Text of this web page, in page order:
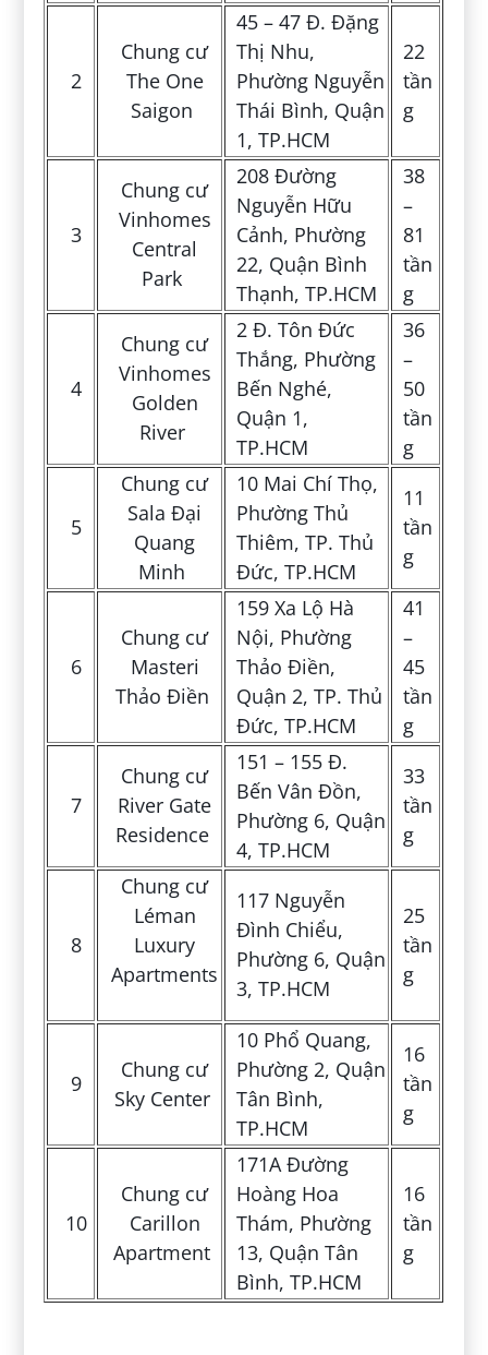
2
Chung cư
The One
Saigon
45 – 47 Đ. Đặng
Thị Nhu,
Phường Nguyễn
Thái Bình, Quận
1, TP.HCM
22
tần
g
3
Chung cư
Vinhomes
Central
Park
208 Đường
Nguyễn Hữu
Cảnh, Phường
22, Quận Bình
Thạnh, TP.HCM
38
–
81
tần
g
4
Chung cư
Vinhomes
Golden
River
2 Đ. Tôn Đức
Thắng, Phường
Bến Nghé,
Quận 1,
TP.HCM
36
–
50
tần
g
5
Chung cư
Sala Đại
Quang
Minh
10 Mai Chí Thọ,
Phường Thủ
Thiêm, TP. Thủ
Đức, TP.HCM
11
tần
g
6
Chung cư
Masteri
Thảo Điền
159 Xa Lộ Hà
Nội, Phường
Thảo Điền,
Quận 2, TP. Thủ
Đức, TP.HCM
41
–
45
tần
g
7
Chung cư
River Gate
Residence
151 – 155 Đ.
Bến Vân Đồn,
Phường 6, Quận
4, TP.HCM
33
tần
g
8
Chung cư
Léman
Luxury
Apartments
117 Nguyễn
Đình Chiểu,
Phường 6, Quận
3, TP.HCM
25
tần
g
9
Chung cư
Sky Center
10 Phổ Quang,
Phường 2, Quận
Tân Bình,
TP.HCM
16
tần
g
10
Chung cư
Carillon
Apartment
171A Đường
Hoàng Hoa
Thám, Phường
13, Quận Tân
Bình, TP.HCM
16
tần
g